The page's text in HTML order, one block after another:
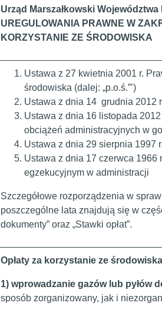
Urząd Marszałkowski
UREGULOWANIA PRAWNE W
KORZYSTANIE ZE ŚRODOWISKA
Ustawa z 27 kwietnia 2001 r.
środowiska (dalej: „p.o.ś.”’)
Ustawa z dnia 14 grudnia 2012
Ustawa z dnia 16 listopada
obciążeń administracyjnych w
Ustawa z dnia 29 sierpnia 1997
Ustawa z dnia 17 czerwca 1966
egzekucyjnym w administracji
Szczegółowe rozporządzenia w
poszczególne lata znajdują się w
dokumenty” oraz „Stawki opłat”.
Opłaty za korzystanie ze
1) wprowadzanie gazów lub pyłów
sposób zorganizowany, jak i